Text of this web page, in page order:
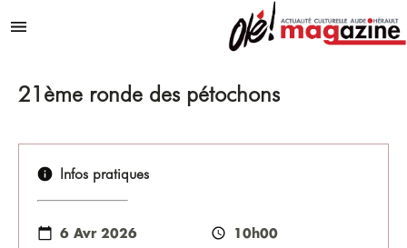
Menu
21ème ronde des pétochons
Infos pratiques
6 Avr 2026 10h00